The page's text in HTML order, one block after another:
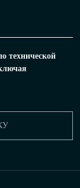
технической